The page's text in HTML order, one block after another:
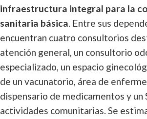
infraestructura integral para la
sanitaria básica. Entre sus
encuentran cuatro consultorios
atención general, un consultorio
especializado, un espacio
de un vacunatorio, área de
dispensario de medicamentos y un
actividades comunitarias. Se